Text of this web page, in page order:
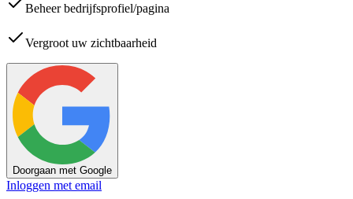
Beheer bedrijfsprofiel/pagina
Vergroot uw zichtbaarheid
Doorgaan met Google
Inloggen met email